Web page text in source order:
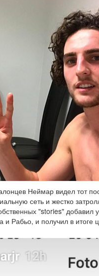
Неймар видел тот
сеть и жестко
"stories" добавил
и Рабьо, и получил в